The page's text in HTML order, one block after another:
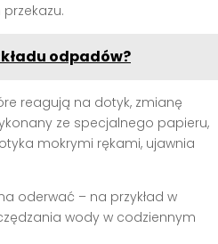
odpadów?
reagują na dotyk, zmianę
ze specjalnego papieru,
mokrymi rękami, ujawnia
oderwać – na przykład w
wody w codziennym